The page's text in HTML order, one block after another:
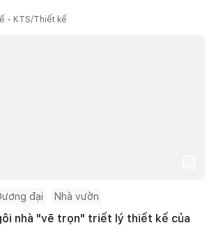
- KTS/Thiết kế
đại Nhà vườn
nhà "vẽ trọn" triết lý thiết kế của